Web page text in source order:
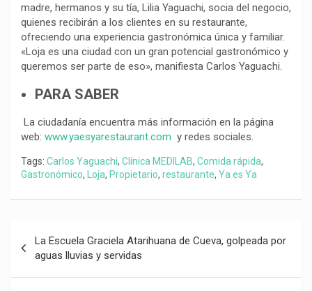
madre, hermanos y su tía, Lilia Yaguachi, socia del negocio,
quienes recibirán a los clientes en su restaurante,
ofreciendo una experiencia gastronómica única y familiar.
«Loja es una ciudad con un gran potencial gastronómico y
queremos ser parte de eso», manifiesta Carlos Yaguachi.
PARA SABER
La ciudadanía encuentra más información en la página
web: www.yaesyarestaurant.com y redes sociales.
Tags: Carlos Yaguachi, Clínica MEDILAB, Comida rápida,
Gastronómico, Loja, Propietario, restaurante, Ya es Ya
de
entradas
La Escuela Graciela Atarihuana de Cueva, golpeada por
aguas lluvias y servidas